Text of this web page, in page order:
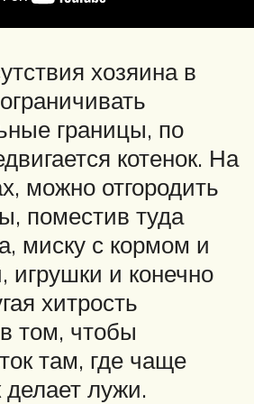
хозяина в
границы, по
котенок. На
можно отгородить
поместив туда
миску с кормом и
игрушки и конечно
хитрость
том, чтобы
там, где чаще
делает лужи.